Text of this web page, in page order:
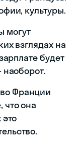
культуры.
могут
взглядах на
будет
Франции
что она